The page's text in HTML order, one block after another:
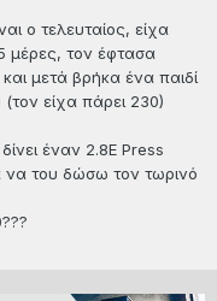
ο τελευταίος, είχα
μέρες, τον έφτασα
μετά βρήκα ένα παιδί
είχα πάρει 230)
έναν 2.8E Press
να του δώσω τον τωρινό